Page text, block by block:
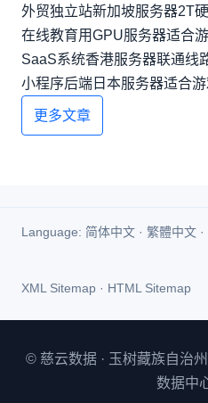
外贸独立站新加坡服务器2T硬
在线教育用GPU服务器适合游
SaaS系统香港服务器联通线
小程序后端日本服务器适合
更多文章
Language: 简体中文 · 繁體中文 ·
XML Sitemap · HTML Sitemap
© 慈云数据 · 玉树藏族自治
数据中